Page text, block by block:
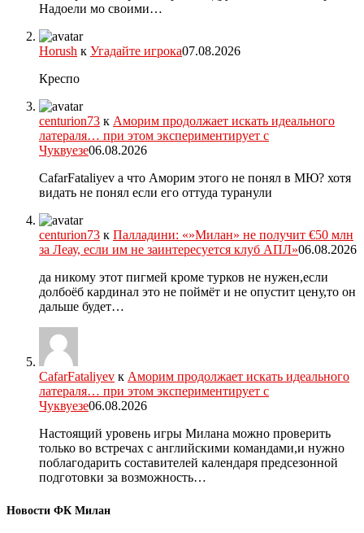
Надоели мо своими…
Horush к Угадайте игрока07.08.2026
Креспо
centurion73 к Аморим продолжает искать идеального
латераля… при этом экспериментирует с
Чуквуезе06.08.2026
CafarFataliyev а что Аморим этого не понял в МЮ? хотя
видать не понял если его оттуда туранули
centurion73 к Палладини: «»Милан» не получит €50 млн
за Леау, если им не заинтересуется клуб АПЛ»06.08.2026
да никому этот пигмей кроме турков не нужен,если
долбоёб кардинал это не поймёт и не опустит цену,то он
дальше будет…
CafarFataliyev к Аморим продолжает искать идеального
латераля… при этом экспериментирует с
Чуквуезе06.08.2026
Настоящий уровень игры Милана можно проверить
только во встречах с английскими командами,и нужно
поблагодарить составителей календаря предсезонной
подготовки за возможность…
Новости ФК Милан